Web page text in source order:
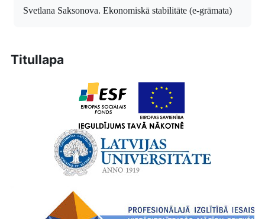
Svetlana Saksonova. Ekonomiskā stabilitāte (e-grāmata)
Titullapa